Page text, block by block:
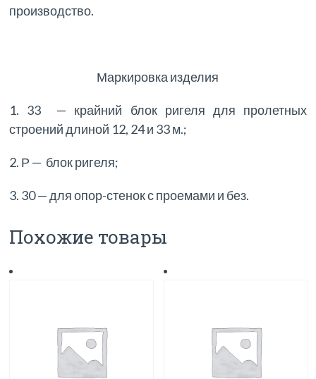
производство.
Маркировка изделия
1. 33 — крайний блок ригеля для пролетных
строений длиной 12, 24 и 33 м.;
2. Р — блок ригеля;
3. 30 — для опор-стенок с проемами и без.
Похожие товары